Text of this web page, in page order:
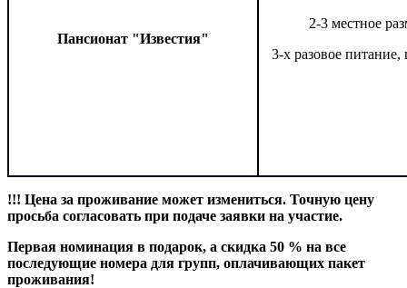
Пансионат "Известия"
2-3 местное
3-х разовое
!!! Цена за проживание может измениться. Точную цену
просьба согласовать при подаче заявки на участие.
Первая номинация в подарок, а скидка 50 % на все
последующие номера для групп, оплачивающих пакет
проживания!